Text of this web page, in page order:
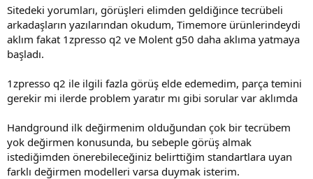
Sitedeki yorumları, görüşleri elimden geldiğince tecrübeli
arkadaşların yazılarından okudum, Timemore ürünlerindeydi
aklım fakat 1zpresso q2 ve Molent g50 daha aklıma yatmaya
başladı.
1zpresso q2 ile ilgili fazla görüş elde edemedim, parça temini
gerekir mi ilerde problem yaratır mı gibi sorular var aklımda
Handground ilk değirmenim olduğundan çok bir tecrübem
yok değirmen konusunda, bu sebeple görüş almak
istediğimden önerebileceğiniz belirttiğim standartlara uyan
farklı değirmen modelleri varsa duymak isterim.